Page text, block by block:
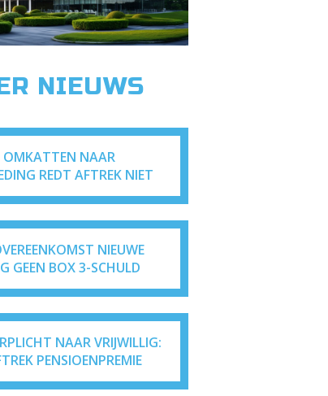
NIEUWS
OMKATTEN NAAR
REDT AFTREK NIET
NIEUWE
GEEN BOX 3-SCHULD
NAAR VRIJWILLIG:
PENSIOENPREMIE